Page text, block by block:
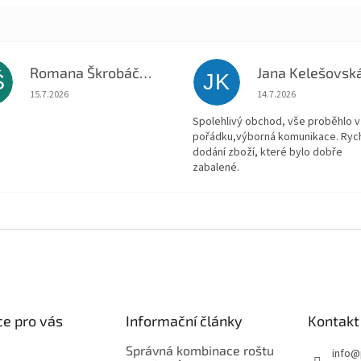
Romana Škrobáčková
Hodnocení obchodu je 5 z 5 hvězdiček.
15.7.2026
JK Jana
Hodnocení obchodu
14.7.2026
Spolehlivý obchod, vše proběhlo v
pořádku,výborná komunikace.
dodání zboží, které bylo dobře
zabalené.
pro vás Informační články
Správná kombinace roštu
Kontakt
info@